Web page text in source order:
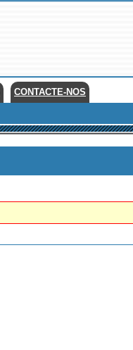
CONTACTE-NOS